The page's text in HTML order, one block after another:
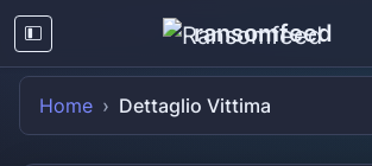
ransomfeed
Home Dettaglio Vittima